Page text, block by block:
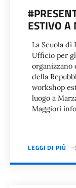
ESTIVO A
La Scuola di
Ufficio per
organizzano
della
workshop
luogo a
Maggiori
LEGGI DI PIÙ